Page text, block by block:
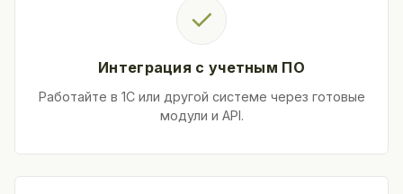
✓
Интеграция с учетным ПО
Работайте в 1С или другой системе через готовые
модули и API.